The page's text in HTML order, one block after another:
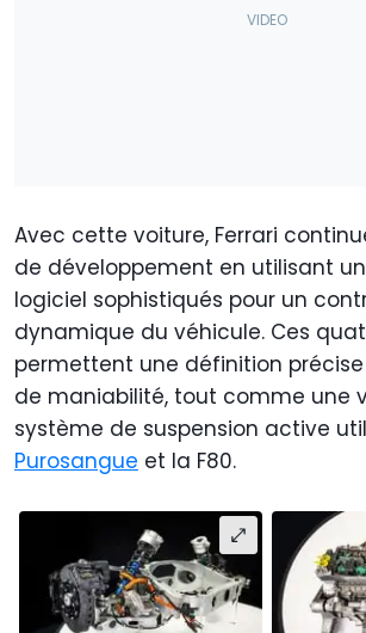
Avec cette voiture, Ferrari
de développement en utilisant
logiciel sophistiqués pour un
dynamique du véhicule. Ces
permettent une définition
de maniabilité, tout comme une
système de suspension active
Purosangue et la F80.